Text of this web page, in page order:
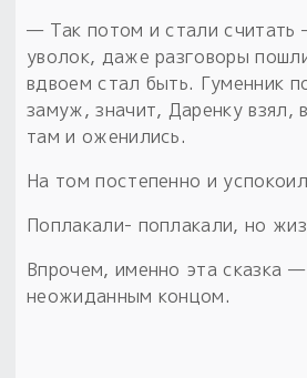
— Так потом и стали считать
уволок, даже разговоры
вдвоем стал быть. Гуменник
замуж, значит, Даренку взял,
там и оженились.
На том постепенно и
Поплакали- поплакали, но
Впрочем, именно эта сказка
неожиданным концом.